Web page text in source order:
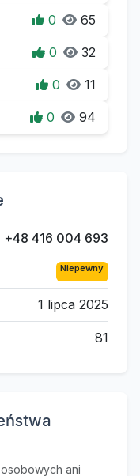
0 65
0 32
0 11
0 94
+48 416 004 693
Niepewny
1 lipca 2025
81
ani